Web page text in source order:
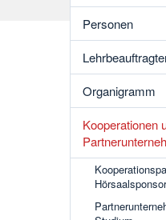
Personen
Organigramm
Kooperationen